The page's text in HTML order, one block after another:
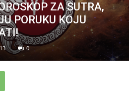
ZA SUTRA,
PORUKU KOJU
0